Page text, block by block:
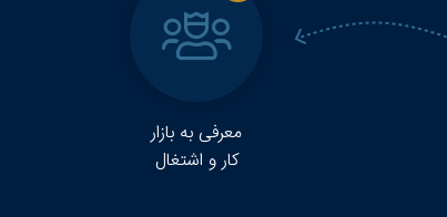
معرفی به بازار
کار و اشتغال